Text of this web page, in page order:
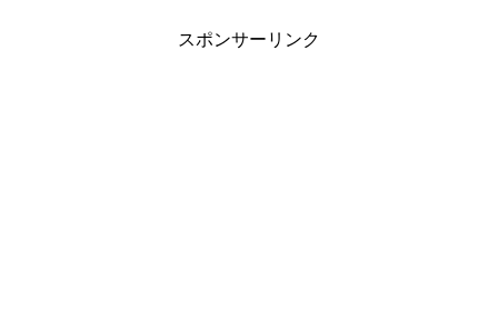
スポンサーリンク